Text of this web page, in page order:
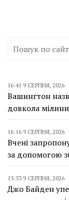
16:41 9 СЕРПНЯ, 2026
Вашингтон
довкола
16:16 9 СЕРПНЯ, 2026
Вчені
за допомогою
15:53 9 СЕРПНЯ, 2026
Джо Байден